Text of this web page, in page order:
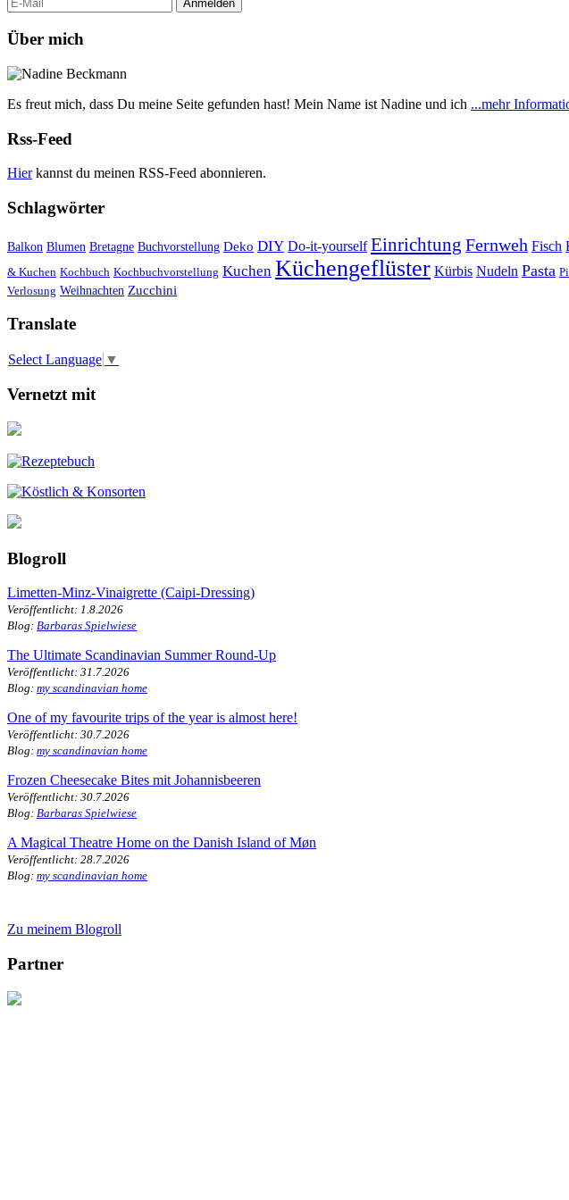
Über mich
Es freut mich, dass Du meine Seite gefunden hast! Mein Name ist Nadine und ich ...mehr
Rss-Feed
Hierkannst du meinen RSS-Feed abonnieren.
Schlagwörter
Balkon Blumen Bretagne Buchvorstellung Deko DIY Do-it-yourself Einrichtung Fernweh Fisch
& Kuchen Kochbuch Kochbuchvorstellung Kuchen Küchengeflüster Kürbis Nudeln Pasta
Verlosung Weihnachten Zucchini
Translate
Select Language ▼
Vernetzt mit
Blogroll
Limetten-Minz-Vinaigrette (Caipi-Dressing)
Veröffentlicht: 1.8.2026
Blog: Barbaras Spielwiese
The Ultimate Scandinavian Summer Round-Up
Veröffentlicht: 31.7.2026
Blog: my scandinavian home
One of my favourite trips of the year is almost here!
Veröffentlicht: 30.7.2026
Blog: my scandinavian home
Frozen Cheesecake Bites mit Johannisbeeren
Veröffentlicht: 30.7.2026
Blog: Barbaras Spielwiese
A Magical Theatre Home on the Danish Island of Møn
Veröffentlicht: 28.7.2026
Blog: my scandinavian home
Zu meinem Blogroll
Partner